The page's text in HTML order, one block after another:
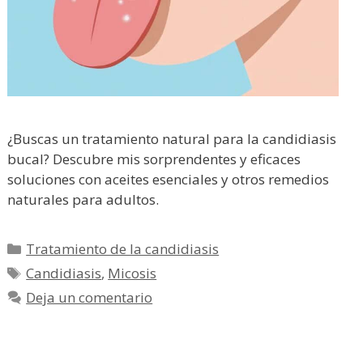
¿Buscas un tratamiento natural para la candidiasis
bucal? Descubre mis sorprendentes y eficaces
soluciones con aceites esenciales y otros remedios
naturales para adultos.
Categorías
Tratamiento de la candidiasis
Etiquetas
Candidiasis, Micosis
Deja un comentario